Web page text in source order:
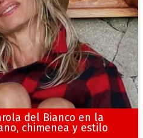
del Bianco en la
chimenea y estilo